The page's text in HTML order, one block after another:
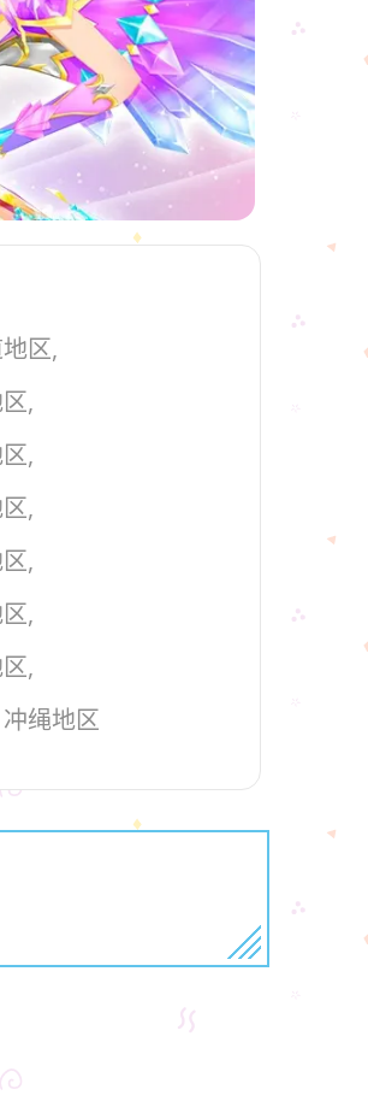
区,
,
,
,
,
,
,
绳地区